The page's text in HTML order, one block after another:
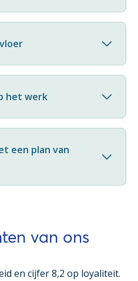
het werk
een plan van
van ons
en cijfer 8,2 op loyaliteit.